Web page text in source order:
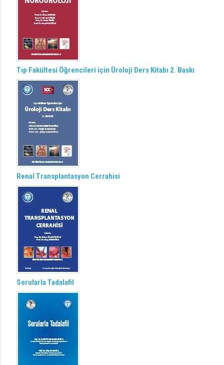
Tıp Fakültesi Öğrencileri için Üroloji Ders Kitabı 2. Baskı
Renal Transplantasyon Cerrahisi
Sorularla Tadalafil